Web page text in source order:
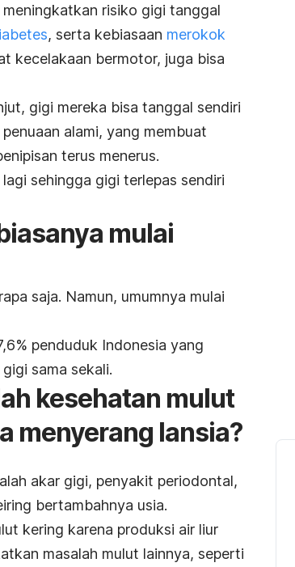
risiko gigi tanggal
, serta kebiasaan merokok
kecelakaan bermotor, juga bisa
gigi mereka bisa tanggal sendiri
alami, yang membuat
terus menerus.
sehingga gigi terlepas sendiri
mulai
saja. Namun, umumnya mulai
penduduk Indonesia yang
sama sekali.
kesehatan mulut
menyerang lansia?
akar gigi, penyakit periodontal,
bertambahnya usia.
kering karena produksi air liur
masalah mulut lainnya, seperti